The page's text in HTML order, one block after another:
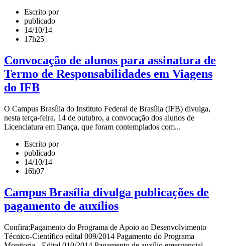
Escrito por
publicado
14/10/14
17h25
Convocação de alunos para assinatura de
Termo de Responsabilidades em Viagens
do IFB
O Campus Brasília do Instituto Federal de Brasília (IFB) divulga,
nesta terça-feira, 14 de outubro, a convocação dos alunos de
Licenciatura em Dança, que foram contemplados com...
Escrito por
publicado
14/10/14
16h07
Campus Brasília divulga publicações de
pagamento de auxílios
Confira:Pagamento do Programa de Apoio ao Desenvolvimento
Técnico-Científico edital 009/2014 Pagamento do Programa